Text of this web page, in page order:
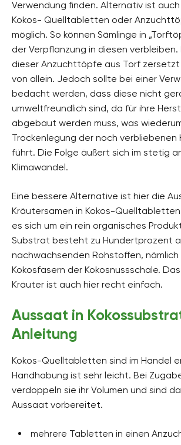
Verwendung finden. Alternativ ist
Kokos- Quelltabletten oder
möglich. So können Sämlinge in
der Verpflanzung in diesen
dieser Anzuchttöpfe aus Torf
von allein. Jedoch sollte bei einer
bedacht werden, dass diese nicht
umweltfreundlich sind, da für ihre
abgebaut werden muss, was
Trockenlegung der noch verbliebenen
führt. Die Folge äußert sich im stetig
Klimawandel.
Eine bessere Alternative ist hier die
Kräutersamen in Kokos-
es sich um ein rein organisches
Substrat besteht zu Hundertprozent
nachwachsenden Rohstoffen, nämlich
Kokosfasern der Kokosnussschale.
Kräuter ist auch hier recht einfach.
Aussaat in
Anleitung
Kokos-Quelltabletten sind im Handel
Handhabung ist sehr leicht. Bei
verdoppeln sie ihr Volumen und sind
Aussaat vorbereitet.
mehrere Tabletten in einen